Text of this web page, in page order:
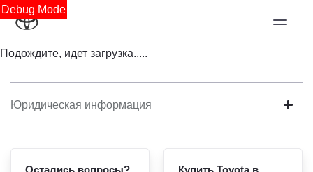
Debug Mode
Подождите, идет загрузка.....
Юридическая информация
Остались вопросы?
Купить Toyota в